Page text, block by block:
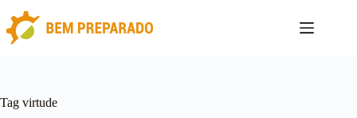
para
conteúdo
Tag virtude